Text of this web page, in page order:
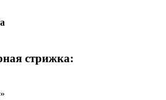
стрижка: